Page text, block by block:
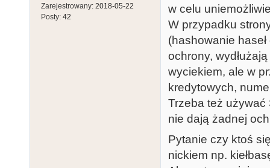
Zarejestrowany: 2018-05-22
Posty: 42
w celu
W przypadku
(hashowanie
ochrony,
wyciekiem, ale w
kredytowych,
Trzeba też używać
nie dają żadnej
Pytanie czy ktoś
nickiem np.